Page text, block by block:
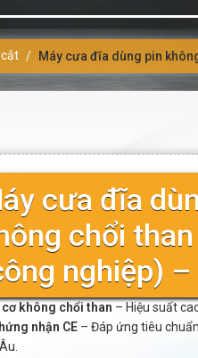
/ Máy cưa đĩa dùng pin
cưa đĩa
chổi
nghiệp) –
không chổi than – Hiệu suất
nhận CE– Đáp ứng tiêu